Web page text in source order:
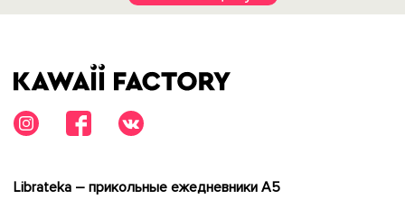
Librateka – прикольные ежедневники А5